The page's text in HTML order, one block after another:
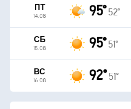
ПТ
14.08 95° 52°
СБ
15.08 95° 51°
ВС
16.08 92° 51°